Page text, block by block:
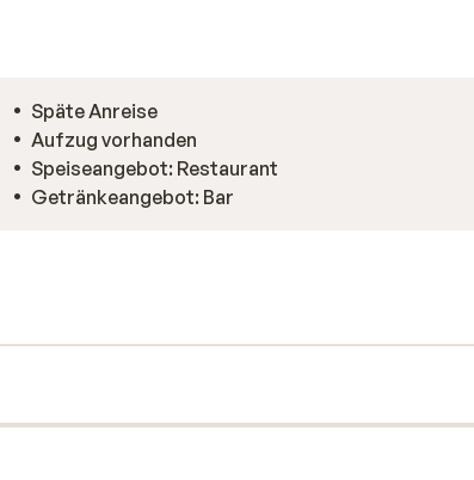
Späte Anreise
Aufzug vorhanden
Speiseangebot: Restaurant
Getränkeangebot: Bar